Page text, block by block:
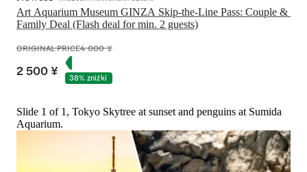
Art Aquarium Museum GINZA Skip-the-Line Pass: Couple &
Family Deal (Flash deal for min. 2 guests)
ORIGINAL PRICE4 000 ¥
2 500 ¥ 38% zniżki
Slide 1 of 1, Tokyo Skytree at sunset and penguins at Sumida
Aquarium.